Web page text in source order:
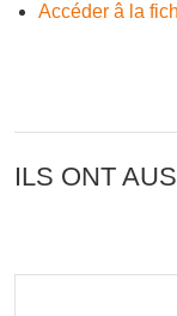
Accéder â la
ILS ONT